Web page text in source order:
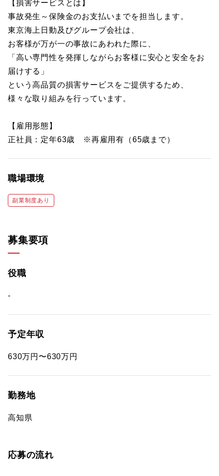
【損害サービスとは】
事故発生～保険金のお支払いまでを担当します。
東京海上日動及びグループ会社は、
お客様が万が一の事故にあわれた際に、
「高い専門性を発揮しながらお客様に安心と安全をお
届けする」
という高品質の損害サービスをご提供するため、
様々な取り組みを行っています。
【雇用形態】
正社員：定年63歳 ※再雇用有（65歳まで）
職場環境
副業制度あり
募集要項
役職
-
予定年収
630万円〜630万円
勤務地
高知県
応募の流れ